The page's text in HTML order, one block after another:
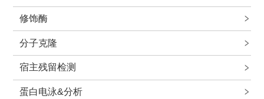
修饰酶
分子克隆
宿主残留检测
蛋白电泳&分析